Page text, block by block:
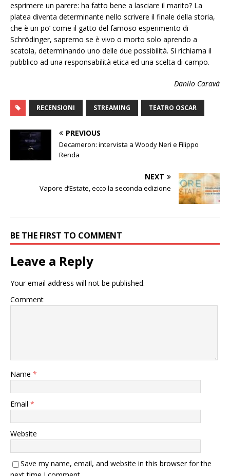
esprimere un parere: ha fatto bene a lasciare il marito? La
platea diventa determinante nello scrivere il finale della storia,
che è un po’ come il gatto del famoso esperimento di
Schrödinger, sapremo se è vivo o morto solo aprendo a
scatola, determinando uno delle due possibilità. Si richiama il
pubblico ad una responsabilità etica ed una scelta di campo.
Danilo Caravà
RECENSIONI STREAMING TEATRO OSCAR
PREVIOUS
Decameron: intervista a Woody Neri e Filippo
Renda
NEXT
Vapore d’Estate, ecco la seconda edizione
BE THE FIRST TO COMMENT
Leave a Reply
Your email address will not be published.
Comment
Name *
Email *
Website
Save my name, email, and website in this browser for the